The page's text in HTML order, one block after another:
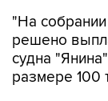
"На
решено
судна
размере 100